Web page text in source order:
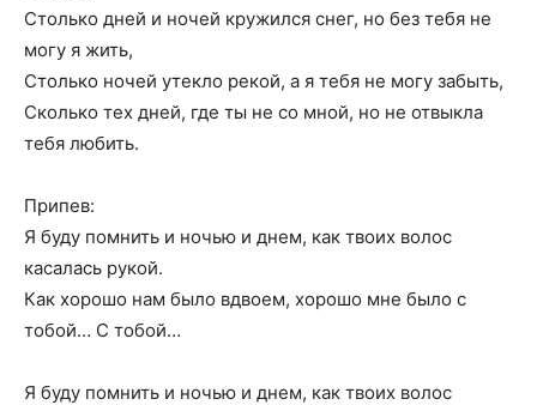
Столько дней и ночей кружился снег, но без тебя не
могу я жить,
Столько ночей утекло рекой, а я тебя не могу забыть,
Сколько тех дней, где ты не со мной, но не отвыкла
тебя любить.
Припев:
Я буду помнить и ночью и днем, как твоих волос
касалась рукой.
Как хорошо нам было вдвоем, хорошо мне было с
тобой… С тобой…
Я буду помнить и ночью и днем, как твоих волос